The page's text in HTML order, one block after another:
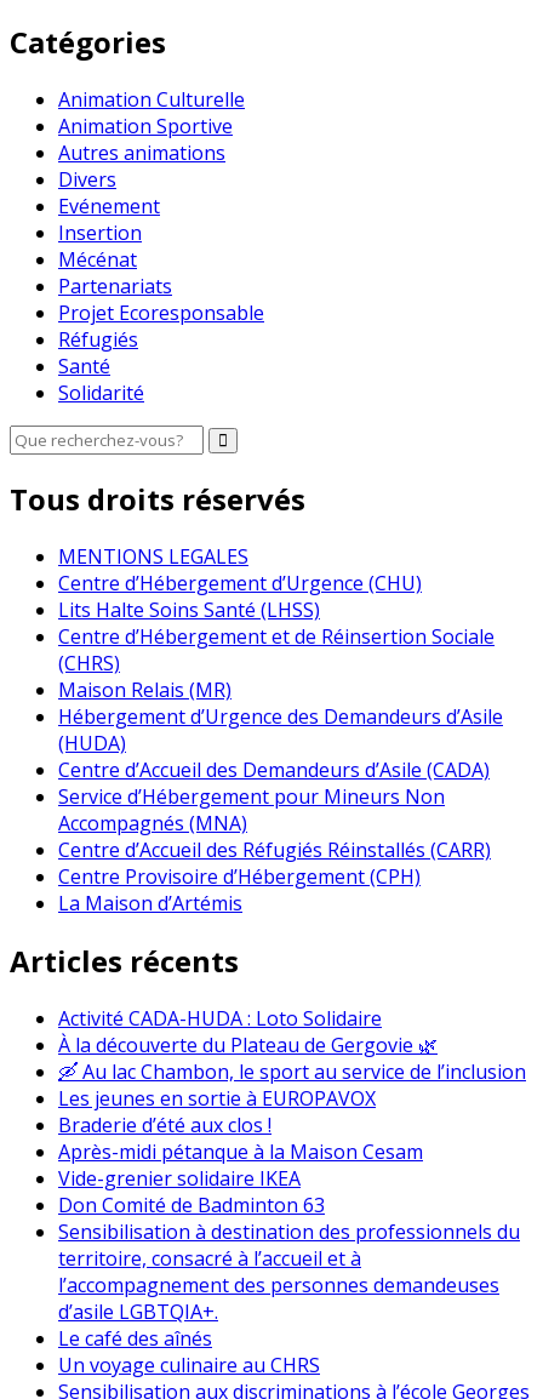
Catégories
Animation Culturelle
Animation Sportive
Autres animations
Divers
Evénement
Insertion
Mécénat
Partenariats
Projet Ecoresponsable
Réfugiés
Santé
Solidarité
Tous droits réservés
MENTIONS LEGALES
Centre d’Hébergement d’Urgence (CHU)
Lits Halte Soins Santé (LHSS)
Centre d’Hébergement et de Réinsertion Sociale
(CHRS)
Maison Relais (MR)
Hébergement d’Urgence des Demandeurs d’Asile
(HUDA)
Centre d’Accueil des Demandeurs d’Asile (CADA)
Service d’Hébergement pour Mineurs Non
Accompagnés (MNA)
Centre d’Accueil des Réfugiés Réinstallés (CARR)
Centre Provisoire d’Hébergement (CPH)
La Maison d’Artémis
Articles récents
Activité CADA-HUDA : Loto Solidaire
À la découverte du Plateau de Gergovie 🌿
🛶 Au lac Chambon, le sport au service de l’inclusion
Les jeunes en sortie à EUROPAVOX
Braderie d’été aux clos !
Après-midi pétanque à la Maison Cesam
Vide-grenier solidaire IKEA
Don Comité de Badminton 63
Sensibilisation à destination des professionnels du
territoire, consacré à l’accueil et à
l’accompagnement des personnes demandeuses
d’asile LGBTQIA+.
Le café des aînés
Un voyage culinaire au CHRS
Sensibilisation aux discriminations à l’école Georges